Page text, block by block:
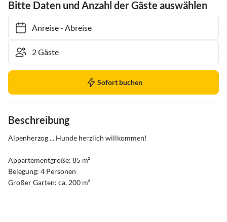
Bitte Daten und Anzahl der Gäste auswählen
Anreise- Abreise
Sofort buchen
Beschreibung
Alpenherzog ... Hunde herzlich willkommen!
Appartementgröße: 85 m²
Belegung: 4 Personen
Großer Garten: ca. 200 m²